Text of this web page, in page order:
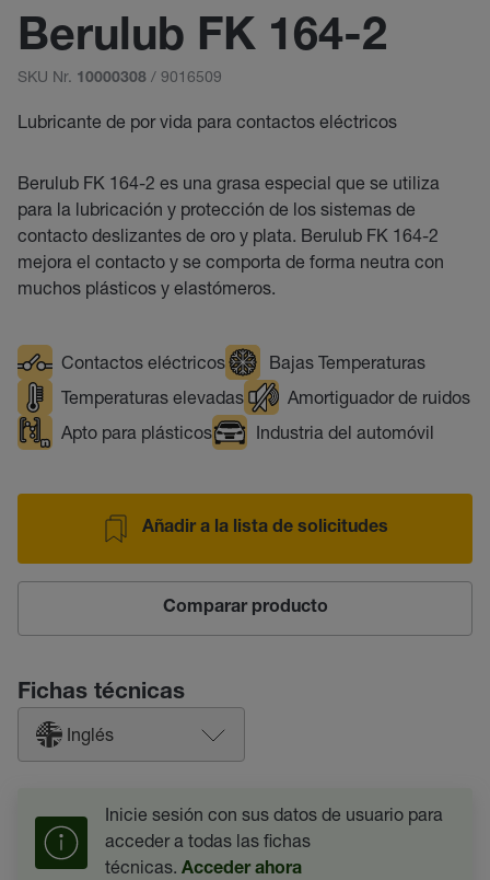
Berulub FK 164-2
SKU Nr. 10000308 / 9016509
Lubricante de por vida para contactos eléctricos
Berulub FK 164-2 es una grasa especial que se utiliza
para la lubricación y protección de los sistemas de
contacto deslizantes de oro y plata. Berulub FK 164-2
mejora el contacto y se comporta de forma neutra con
muchos plásticos y elastómeros.
Contactos eléctricos
Bajas Temperaturas
Temperaturas elevadas
Amortiguador de ruidos
Apto para plásticos
Industria del automóvil
Añadir a la lista de solicitudes
Comparar producto
Fichas técnicas
Inglés
Inicie sesión con sus datos de usuario para
acceder a todas las fichas
técnicas. Acceder ahora